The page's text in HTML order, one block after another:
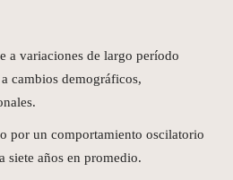
a variaciones de largo período
cambios demográficos,
por un comportamiento oscilatorio
siete años en promedio.